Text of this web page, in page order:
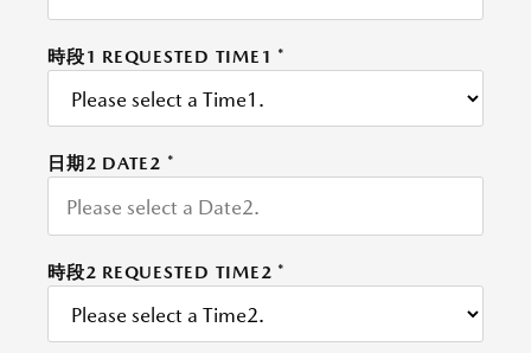
時段1 REQUESTED TIME1 *
日期2 DATE2 *
時段2 REQUESTED TIME2 *